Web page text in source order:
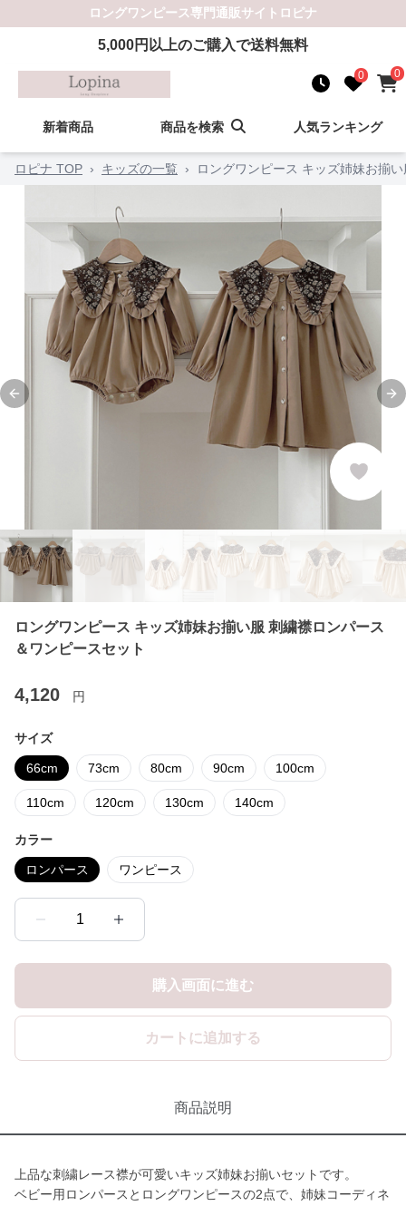
ロングワンピース専門通販サイト ロピナ
5,000円以上のご購入で送料無料
0 0
新着商品 商品を検索 人気ランキング
ロピナ TOP › キッズの一覧 › ロングワンピース キッズ姉妹お揃
Previous slide
ロングワンピース キッズ姉妹お揃い服 刺繍襟ロンパース
＆ワンピースセット
4,120 円
サイズ
66cm 73cm 80cm 90cm 100cm
110cm 120cm 130cm 140cm
カラー
ロンパース ワンピース
1
購入画面に進む
カートに追加する
商品説明
上品な刺繍レース襟が可愛いキッズ姉妹お揃いセットです。
ベビー用ロンパースとロングワンピースの2点で、姉妹コーディネ